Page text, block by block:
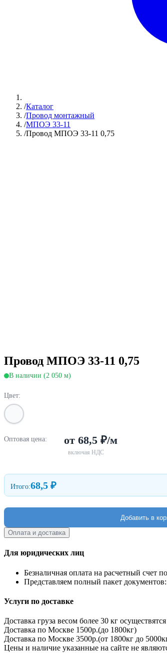
/Каталог
/Провод монтажный
/МПОЭ 33-11
/Провод МПОЭ 33-11 0,75
Провод МПОЭ 33-11 0,75
В наличии (2 050 м)
Цвет:
Оптовая цена: от 68,5 ₽/м
включая НДС
Итого:68,5 ₽
Добавить в
Оплата и доставка
Для юридических лиц
Безналичная оплата на расчетный счет
Представляем полный пакет
Услуги по доставке
Доставка груза весом более 30 кг
Доставка по Москве 1500р.(до 1800кг)
Доставка по Москве 3500р.(от 1800кг до
Цены и наличие указанные на сайте не